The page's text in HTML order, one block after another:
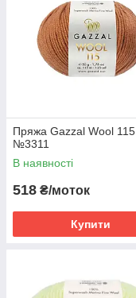
Пряжа Gazzal Wool 115
№3311
В наявності
518 ₴/моток
Купити